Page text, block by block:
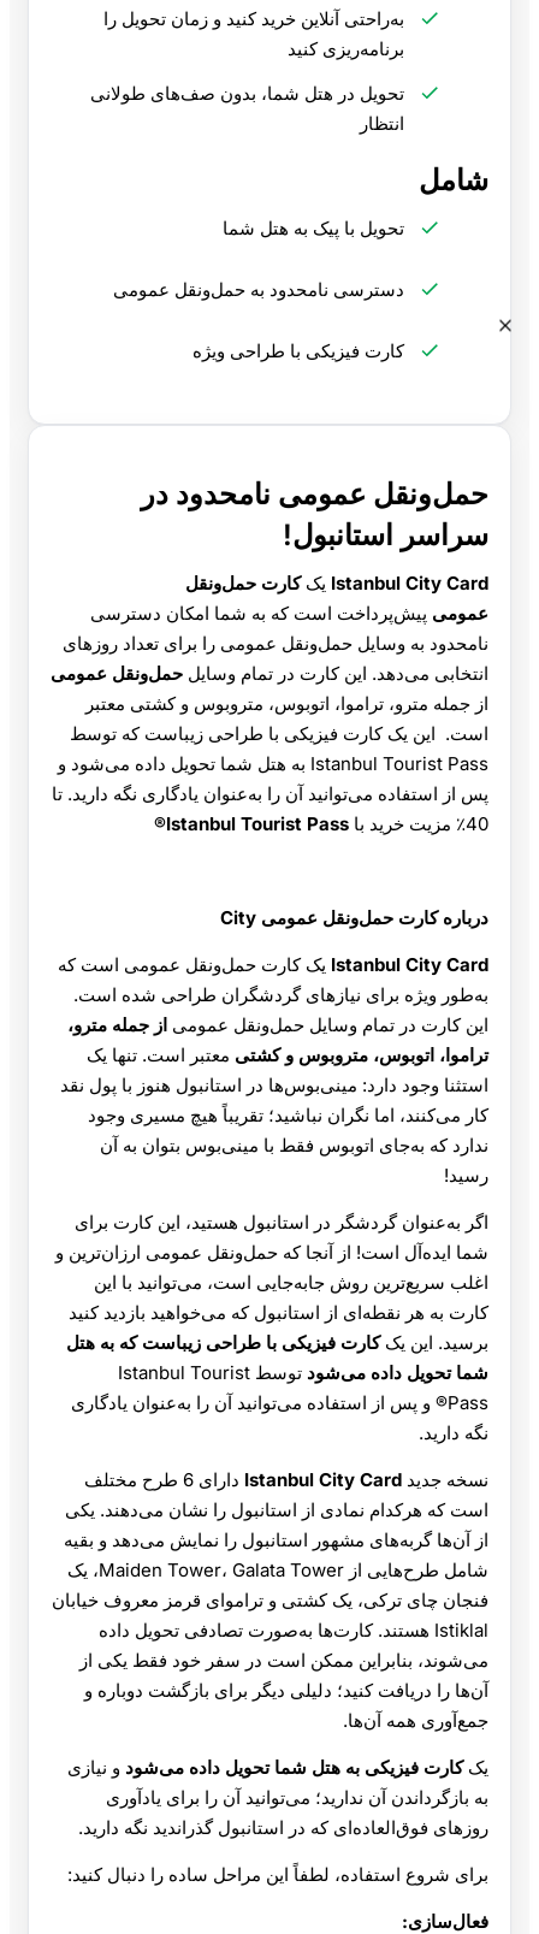
به‌راحتی آنلاین خرید کنید و زمان تحویل را
برنامه‌ریزی کنید
تحویل در هتل شما، بدون صف‌های طولانی
انتظار
شامل
تحویل با پیک به هتل شما
دسترسی نامحدود به حمل‌ونقل عمومی
کارت فیزیکی با طراحی ویژه
حمل‌ونقل عمومی نامحدود در
سراسر استانبول!
Istanbul City Card یککارت حمل‌ونقل
عمومی پیش‌پرداخت است که به شما امکان دسترسی
نامحدود به وسایل حمل‌ونقل عمومی را برای تعداد روزهای
انتخابی می‌دهد. این کارت در تمام وسایل حمل‌ونقل عمومی
از جمله مترو، تراموا، اتوبوس، متروبوس و کشتی معتبر
است. این یک کارت فیزیکی با طراحی زیباست که توسط
Istanbul Tourist Pass به هتل شما تحویل داده می‌شود و
پس از استفاده می‌توانید آن را به‌عنوان یادگاری نگه دارید. تا
40٪ مزیت خرید با
Istanbul Tourist Pass®
درباره کارت حمل‌ونقل عمومی City
Istanbul City Card یک کارت حمل‌ونقل عمومی است که
به‌طور ویژه برای نیازهای گردشگران طراحی شده است.
این کارت در تمام وسایل حمل‌ونقل عمومی از جمله مترو،
تراموا، اتوبوس، متروبوس و کشتی معتبر است. تنها یک
استثنا وجود دارد: مینی‌بوس‌ها در استانبول هنوز با پول نقد
کار می‌کنند، اما نگران نباشید؛ تقریباً هیچ مسیری وجود
ندارد که به‌جای اتوبوس فقط با مینی‌بوس بتوان به آن
رسید!
اگر به‌عنوان گردشگر در استانبول هستید، این کارت برای
شما ایده‌آل است! از آنجا که حمل‌ونقل عمومی ارزان‌ترین و
اغلب سریع‌ترین روش جابه‌جایی است، می‌توانید با این
کارت به هر نقطه‌ای از استانبول که می‌خواهید بازدید کنید
برسید. این یککارت فیزیکی با طراحی زیباست که به هتل
شما تحویل داده می‌شود
توسط Istanbul Tourist
Pass® و پس از استفاده می‌توانید آن را به‌عنوان یادگاری
نگه دارید.
نسخه جدید Istanbul City Card
دارای 6 طرح مختلف
است که هرکدام نمادی از استانبول را نشان می‌دهند. یکی
از آن‌ها گربه‌های مشهور استانبول را نمایش می‌دهد و بقیه
شامل طرح‌هایی از Maiden Tower، Galata Tower، یک
فنجان چای ترکی، یک کشتی و تراموای قرمز معروف خیابان
Istiklal هستند. کارت‌ها به‌صورت تصادفی تحویل داده
می‌شوند، بنابراین ممکن است در سفر خود فقط یکی از
آن‌ها را دریافت کنید؛ دلیلی دیگر برای بازگشت دوباره و
جمع‌آوری همه آن‌ها.
یککارت فیزیکی به هتل شما تحویل داده می‌شود و نیازی
به بازگرداندن آن ندارید؛ می‌توانید آن را برای یادآوری
روزهای فوق‌العاده‌ای که در استانبول گذراندید نگه دارید.
برای شروع استفاده، لطفاً این مراحل ساده را دنبال کنید:
فعال‌سازی: